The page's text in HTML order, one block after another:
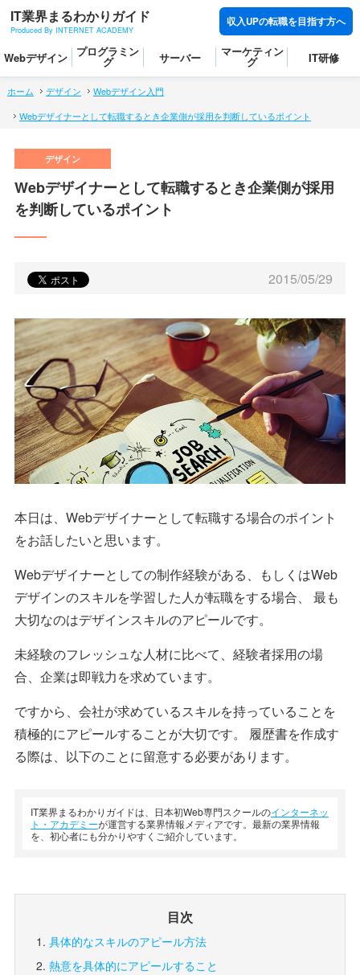
IT業界まるわかりガイド
Produced By INTERNET ACADEMY
収入UPの転職を目指す方へ
Webデザイン プログラミン
グ サーバー マーケティン
グ IT研修
ホーム デザイン
Webデザイン入門
Webデザイナーとして転職するとき企業側が採用を判断しているポイント
Webデザイナーとして転職するとき企業側が採用
を判断しているポイント
2015/05/29
本日は、Webデザイナーとして転職する場合のポイント
をお話したいと思います。
Webデザイナーとしての制作経験がある、もしくはWeb
デザインのスキルを学習した人が転職をする場合、 最も
大切なのはデザインスキルのアピールです。
未経験のフレッシュな人材に比べて、経験者採用の場
合、企業は即戦力を求めています。
ですから、会社が求めているスキルを持っていることを
積極的にアピールすることが大切です。 履歴書を作成す
る際は、以下のことに留意する必要があります。
IT業界まるわかりガイドは、日本初Web専門スクールのインターネッ
ト・アカデミーが運営する業界情報メディアです。最新の業界情報
を、初心者にも分かりやすくご紹介しています。
目次
具体的なスキルのアピール方法
熱意を具体的にアピールすること